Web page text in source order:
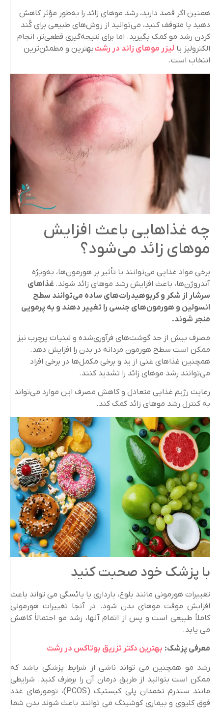
همنین اگر قصد دارید، رشد موهای زائد را به‌طور مؤثر کاهش
دهید یا متوقف کنید، می‌توانید از روش‌های طبیعی برای کُند
کردن رشد مو کمک بگیرید. اما برای نتیجه‌گیری قطعی‌تر، انجام
الکترولیز یا لیزر موهای زائد در رشتبهترین و مطمئن‌ترین
انتخاب است.
چه غذاهایی باعث افزایش
موهای زائد می‌شود؟
برخی مواد غذایی می‌توانند با تأثیر بر هورمون‌ها، به‌ویژه
آندروژن‌ها، باعث افزایش رشد موهای زائد شوند. غذاهای
سرشار از شکر و کربوهیدرات‌های ساده می‌توانند سطح
انسولین و هورمون‌های جنسی را تغییر دهند و به پرمویی
منجر شوند.
مصرف بیش از حد گوشت‌های فرآوری‌شده و لبنیات پرچرب نیز
ممکن است سطح هورمون مردانه در بدن را افزایش دهد.
همچنین غذاهای غنی از ید و برخی مکمل‌ها در برخی افراد
می‌توانند رشد موهای زائد را تشدید کنند.
رعایت رژیم غذایی متعادل و کاهش مصرف این موارد می‌تواند
به کنترل رشد موهای زائد کمک کند.
با پزشک خود صحبت کنید
تغییرات هورمونی مانند بلوغ، بارداری یا یائسگی می تواند باعث
افزایش موقت موهای بدن شود. در آنجا تغییرات هورمونی
کاملاً طبیعی است و پس از اتمام آنها، رشد مو احتمالاً کاهش
می یابد.
معرفی پزشک: بهترین دکتر تزریق بوتاکس در رشت
رشد مو همچنین می تواند ناشی از شرایط پزشکی باشد که
ممکن است بتوانید از طریق درمان آن را برطرف کنید. شرایطی
مانند سندرم تخمدان پلی کیستیک (PCOS)، تومورهای غدد
فوق کلیوی و بیماری کوشینگ می توانند باعث شوند بدن شما